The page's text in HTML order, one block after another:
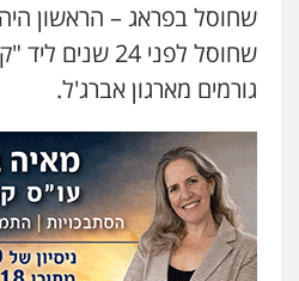
עו"ד קארין
פלילי פשיעה
0507446995
משרד עורכי דין
פלילי אסירים
0547556464
שחוסל בפראג – הראשון היה
שחוסל לפני 24
גורמים מארגון אברג'ל.